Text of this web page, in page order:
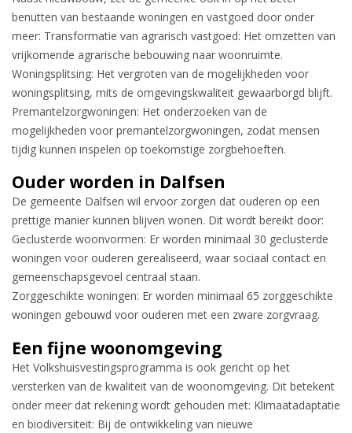
benutten van bestaande woningen en vastgoed door onder
meer: Transformatie van agrarisch vastgoed: Het omzetten van
vrijkomende agrarische bebouwing naar woonruimte.
Woningsplitsing: Het vergroten van de mogelijkheden voor
woningsplitsing, mits de omgevingskwaliteit gewaarborgd blijft.
Premantelzorgwoningen: Het onderzoeken van de
mogelijkheden voor premantelzorgwoningen, zodat mensen
tijdig kunnen inspelen op toekomstige zorgbehoeften.
Ouder worden in Dalfsen
De gemeente Dalfsen wil ervoor zorgen dat ouderen op een
prettige manier kunnen blijven wonen. Dit wordt bereikt door:
Geclusterde woonvormen: Er worden minimaal 30 geclusterde
woningen voor ouderen gerealiseerd, waar sociaal contact en
gemeenschapsgevoel centraal staan.
Zorggeschikte woningen: Er worden minimaal 65 zorggeschikte
woningen gebouwd voor ouderen met een zware zorgvraag.
Een fijne woonomgeving
Het Volkshuisvestingsprogramma is ook gericht op het
versterken van de kwaliteit van de woonomgeving. Dit betekent
onder meer dat rekening wordt gehouden met: Klimaatadaptatie
en biodiversiteit: Bij de ontwikkeling van nieuwe